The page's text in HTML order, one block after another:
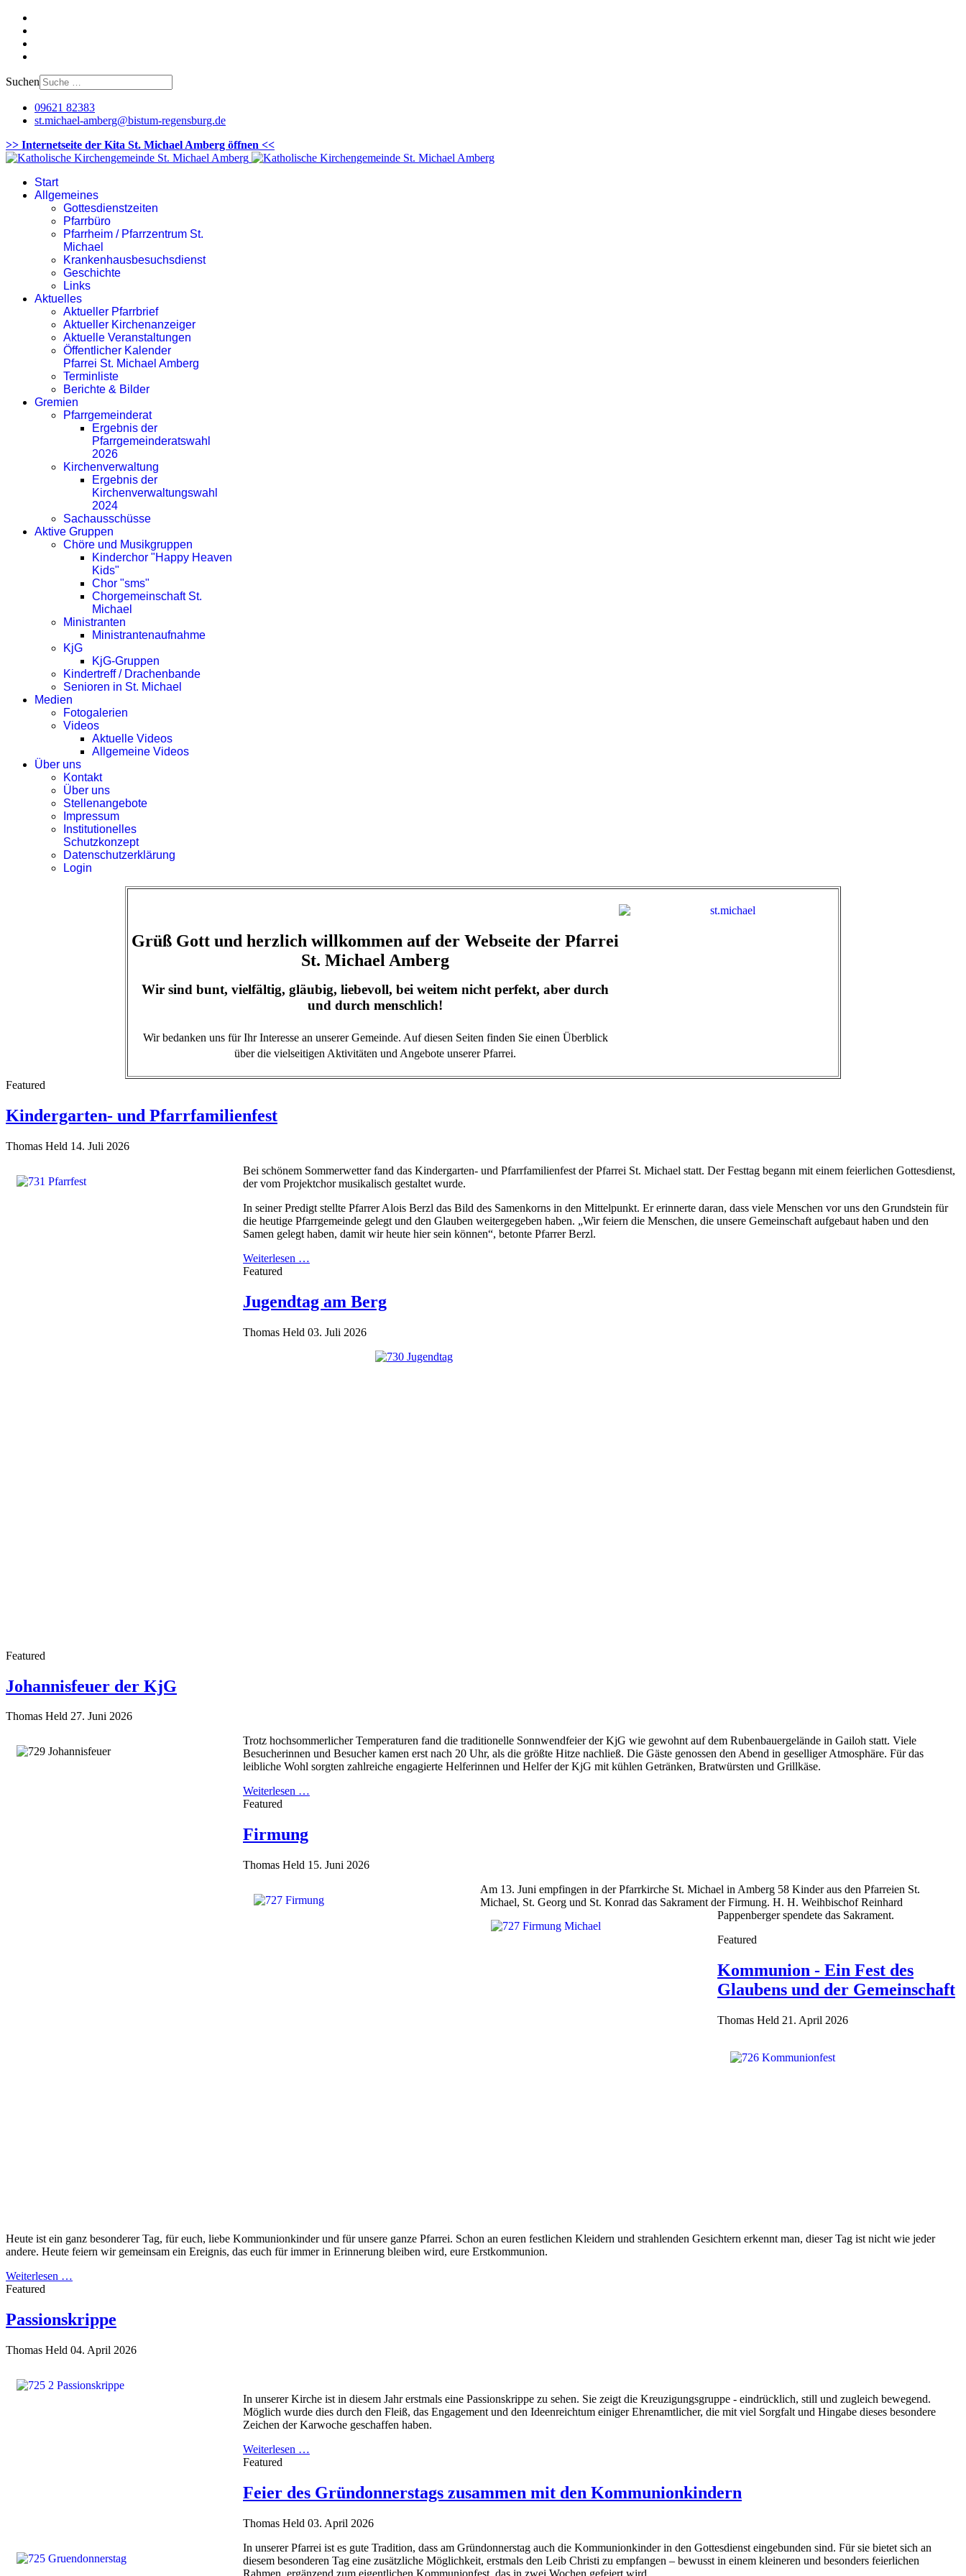
Suchen
09621 82383
st.michael-amberg@bistum-regensburg.de
>> Internetseite der Kita St. Michael Amberg öffnen <<
Start
Allgemeines
Gottesdienstzeiten
Pfarrbüro
Pfarrheim / Pfarrzentrum St.
Michael
Krankenhausbesuchsdienst
Geschichte
Links
Aktuelles
Aktueller Pfarrbrief
Aktueller Kirchenanzeiger
Aktuelle Veranstaltungen
Öffentlicher Kalender
Pfarrei St. Michael Amberg
Terminliste
Berichte & Bilder
Gremien
Pfarrgemeinderat
Ergebnis der
Pfarrgemeinderatswahl
2026
Kirchenverwaltung
Ergebnis der
Kirchenverwaltungswahl
2024
Sachausschüsse
Aktive Gruppen
Chöre und Musikgruppen
Kinderchor "Happy Heaven
Kids"
Chor "sms"
Chorgemeinschaft St.
Michael
Ministranten
Ministrantenaufnahme
KjG
KjG-Gruppen
Kindertreff / Drachenbande
Senioren in St. Michael
Medien
Fotogalerien
Videos
Aktuelle Videos
Allgemeine Videos
Über uns
Kontakt
Über uns
Stellenangebote
Impressum
Institutionelles
Schutzkonzept
Datenschutzerklärung
Login
Grüß Gott und herzlich willkommen auf der Webseite der Pfarrei
St. Michael Amberg
Wir sind bunt, vielfältig, gläubig, liebevoll, bei weitem nicht perfekt, aber durch
und durch menschlich!
Wir bedanken uns für Ihr Interesse an unserer Gemeinde. Auf diesen Seiten finden Sie einen Überblick
über die vielseitigen Aktivitäten und Angebote unserer Pfarrei.
Featured
Kindergarten- und Pfarrfamilienfest
Thomas Held 14. Juli 2026
Bei schönem Sommerwetter fand das Kindergarten- und Pfarrfamilienfest der Pfarrei St. Michael statt. Der Festtag begann mit einem feierlichen Gottesdienst,
der vom Projektchor musikalisch gestaltet wurde.
In seiner Predigt stellte Pfarrer Alois Berzl das Bild des Samenkorns in den Mittelpunkt. Er erinnerte daran, dass viele Menschen vor uns den Grundstein für
die heutige Pfarrgemeinde gelegt und den Glauben weitergegeben haben. „Wir feiern die Menschen, die unsere Gemeinschaft aufgebaut haben und den
Samen gelegt haben, damit wir heute hier sein können“, betonte Pfarrer Berzl.
Weiterlesen …
Featured
Jugendtag am Berg
Thomas Held 03. Juli 2026
Featured
Johannisfeuer der KjG
Thomas Held 27. Juni 2026
Trotz hochsommerlicher Temperaturen fand die traditionelle Sonnwendfeier der KjG wie gewohnt auf dem Rubenbauergelände in Gailoh statt. Viele
Besucherinnen und Besucher kamen erst nach 20 Uhr, als die größte Hitze nachließ. Die Gäste genossen den Abend in geselliger Atmosphäre. Für das
leibliche Wohl sorgten zahlreiche engagierte Helferinnen und Helfer der KjG mit kühlen Getränken, Bratwürsten und Grillkäse.
Weiterlesen …
Featured
Firmung
Thomas Held 15. Juni 2026
Am 13. Juni empfingen in der Pfarrkirche St. Michael in Amberg 58 Kinder aus den Pfarreien St.
Michael, St. Georg und St. Konrad das Sakrament der Firmung. H. H. Weihbischof Reinhard
Pappenberger spendete das Sakrament.
Featured
Kommunion - Ein Fest des
Glaubens und der Gemeinschaft
Thomas Held 21. April 2026
Heute ist ein ganz besonderer Tag, für euch, liebe Kommunionkinder und für unsere ganze Pfarrei. Schon an euren festlichen Kleidern und strahlenden Gesichtern erkennt man, dieser Tag ist nicht wie jeder
andere. Heute feiern wir gemeinsam ein Ereignis, das euch für immer in Erinnerung bleiben wird, eure Erstkommunion.
Weiterlesen …
Featured
Passionskrippe
Thomas Held 04. April 2026
In unserer Kirche ist in diesem Jahr erstmals eine Passionskrippe zu sehen. Sie zeigt die Kreuzigungsgruppe - eindrücklich, still und zugleich bewegend.
Möglich wurde dies durch den Fleiß, das Engagement und den Ideenreichtum einiger Ehrenamtlicher, die mit viel Sorgfalt und Hingabe dieses besondere
Zeichen der Karwoche geschaffen haben.
Weiterlesen …
Featured
Feier des Gründonnerstags zusammen mit den Kommunionkindern
Thomas Held 03. April 2026
In unserer Pfarrei ist es gute Tradition, dass am Gründonnerstag auch die Kommunionkinder in den Gottesdienst eingebunden sind. Für sie bietet sich an
diesem besonderen Tag eine zusätzliche Möglichkeit, erstmals den Leib Christi zu empfangen – bewusst in einem kleineren und besonders feierlichen
Rahmen, ergänzend zum eigentlichen Kommunionfest, das in zwei Wochen gefeiert wird.